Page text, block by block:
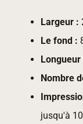
Largeur :
Le fond :
Longueur
Nombre
jusqu'à